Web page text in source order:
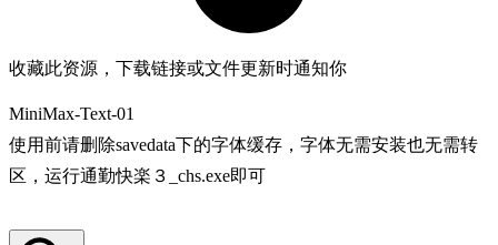
收藏此资源，下载链接或文件更新时通知你
MiniMax-Text-01
使用前请删除savedata下的字体缓存，字体无需安装也无需转
区，运行通勤快楽３_chs.exe即可